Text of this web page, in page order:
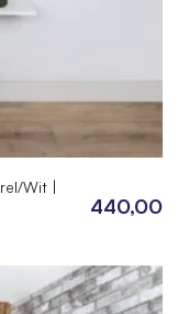
Wit |
440,00